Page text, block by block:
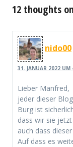
12 thoughts
nido00
31. JANUAR 2022 UM
Lieber Manfred,
jeder dieser
Burg ist
dass wir sie
auch dass
Auf dass es